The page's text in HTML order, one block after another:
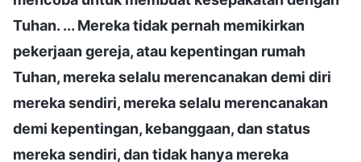
Tuhan. ... Mereka tidak pernah memikirkan
pekerjaan gereja, atau kepentingan rumah
Tuhan, mereka selalu merencanakan demi diri
mereka sendiri, mereka selalu merencanakan
demi kepentingan, kebanggaan, dan status
mereka sendiri, dan tidak hanya mereka